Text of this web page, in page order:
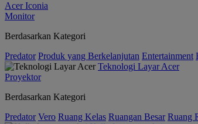
Acer Iconia
Monitor
Berdasarkan Kategori
Predator Produk yang Berkelanjutan Entertainment
Teknologi Layar Acer
Proyektor
Berdasarkan Kategori
Predator Vero Ruang Kelas Ruangan Besar Ruang